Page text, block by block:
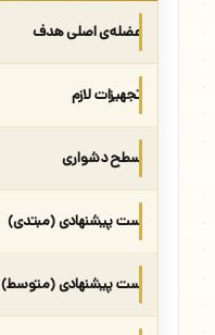
عضله‌ی اصلی هدف
تجهیزات لازم
سطح دشواری
ست پیشنهادی (مبتدی)
ست پیشنهادی (متوسط)